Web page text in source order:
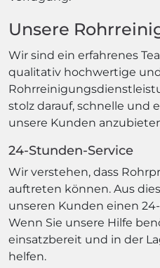
Unsere
Wir sind ein erfahrenes
qualitativ hochwertige
stolz darauf, schnelle und
unsere Kunden
24-Stunden-Service
Wir verstehen, dass
auftreten können. Aus
unseren Kunden einen
Wenn Sie unsere Hilfe
einsatzbereit und in der
helfen.